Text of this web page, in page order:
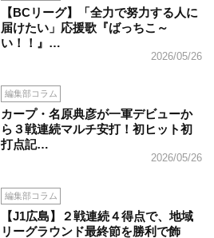
【BCリーグ】「全力で努力する人に
届けたい」応援歌『ばっちこ～
い！！』…
2026/05/26
編集部コラム
カープ・名原典彦が一軍デビューか
ら３戦連続マルチ安打！初ヒット初
打点記…
2026/05/26
編集部コラム
【J1広島】２戦連続４得点で、地域
リーグラウンド最終節を勝利で飾